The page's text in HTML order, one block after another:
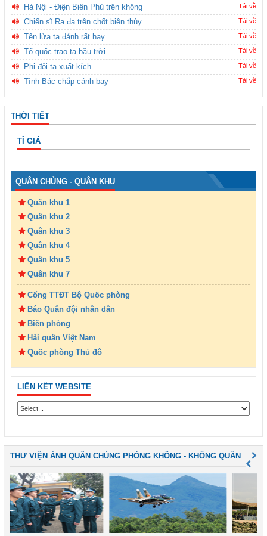
Hà Nội - Điện Biên Phủ trên không Tải về
Chiến sĩ Ra đa trên chốt biên thùy Tải về
Tên lửa ta đánh rất hay Tải về
Tổ quốc trao ta bầu trời Tải về
Phi đội ta xuất kích Tải về
Tình Bác chắp cánh bay Tải về
THỜI TIẾT
TỈ GIÁ
QUÂN CHỦNG - QUÂN KHU
Quân khu 1
Quân khu 2
Quân khu 3
Quân khu 4
Quân khu 5
Quân khu 7
Cổng TTĐT Bộ Quốc phòng
Báo Quân đội nhân dân
Biên phòng
Hải quân Việt Nam
Quốc phòng Thủ đô
LIÊN KẾT WEBSITE
THƯ VIỆN ẢNH QUÂN CHỦNG PHÒNG KHÔNG - KHÔNG QUÂN